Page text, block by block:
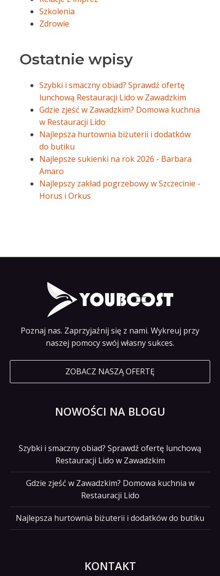
Szkolenia
Zdrowie
Ostatnie wpisy
Szybki i smaczny obiad? Sprawdź ofertę
lunchową Restauracji Lido w Zawadzkim
Gdzie zjeść w Zawadzkim? Domowa kuchnia
w Restauracji Lido
Najlepsza hurtownia biżuterii i dodatków
do butiku
Najlepsze sukienki na rok 2026 - Barbara
Amaro
Najlepszy zakład pogrzebowy w Szczecinie -
Horus i Orkus
Poznaj nas. Zaprzyjaźnij się z nami. Wykreuj przy
naszej pomocy swój własny sukces.
ZOBACZ NASZĄ OFERTĘ
NOWOŚCI NA BLOGU
Szybki i smaczny obiad? Sprawdź ofertę lunchową
Restauracji Lido w Zawadzkim
Gdzie zjeść w Zawadzkim? Domowa kuchnia w
Restauracji Lido
Najlepsza hurtownia biżuterii i dodatków do butiku
KONTAKT